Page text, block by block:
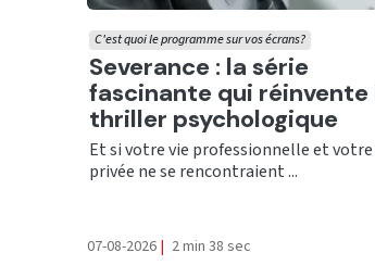
Ecouter
Severance : la série
fascinante qui réinvente
thriller psychologique
C'est quoi le programme sur vos écrans?
Et si votre vie professionnelle et votre
privée ne se rencontraient ...
07-08-2026 | 2 min 38 sec